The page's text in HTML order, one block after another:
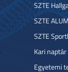
SZTE
SZTE
SZTE
Kari naptár
Egyetemi